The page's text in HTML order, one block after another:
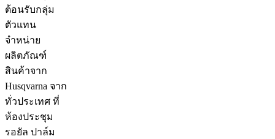
ต้อนรับกลุ่ม
ตัวแทน
จำหน่าย
ผลิตภัณฑ์
สินค้าจาก
Husqvarna จาก
ทั่วประเทศ ที่
ห้องประชุม
รอยัล ปาล์ม